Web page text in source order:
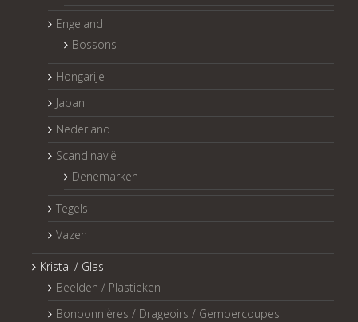
Engeland
Bossons
Hongarije
Japan
Nederland
Scandinavië
Denemarken
Tegels
Vazen
Kristal / Glas
Beelden / Plastieken
Bonbonnières / Drageoirs / Gembercoupes